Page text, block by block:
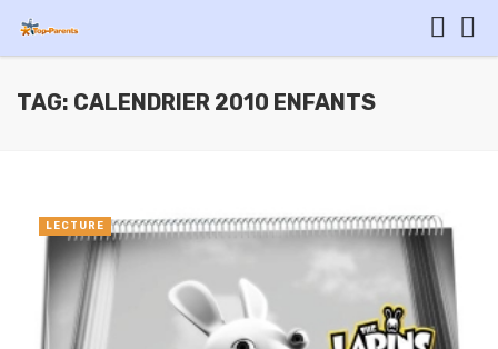
TAG: CALENDRIER 2010 ENFANTS
LECTURE